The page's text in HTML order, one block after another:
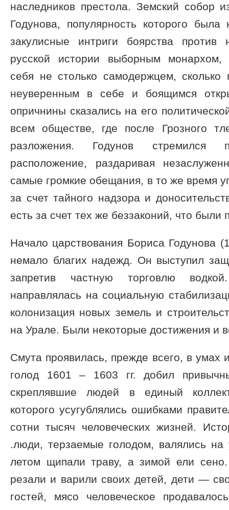
наследников престола. Земский собор
Годунова, популярность которого
закулисные интриги боярства
русской истории выборным монархом,
себя не столько самодержцем, сколько
неуверенным в себе и боящимся
опричнины сказались на его
всем обществе, где после Грозного
разложения. Годунов стремился
расположение, раздаривая
самые громкие обещания, в то же время
за счет тайного надзора и
есть за счет тех же беззаконий, что
Начало царствования Бориса Годунова
немало благих надежд. Он выступил
запретив частную торговлю
направлялась на социальную
колонизация новых земель и
на Урале. Были некоторые достижения и
Смута проявилась, прежде всего, в
голод 1601 – 1603 гг. добил
скреплявшие людей в единый
которого усугублялись ошибками
сотни тысяч человеческих жизней.
.люди, терзаемые голодом, валялись на
летом щипали траву, а зимой ели
резали и варили своих детей, дети —
гостей, мясо человеческое